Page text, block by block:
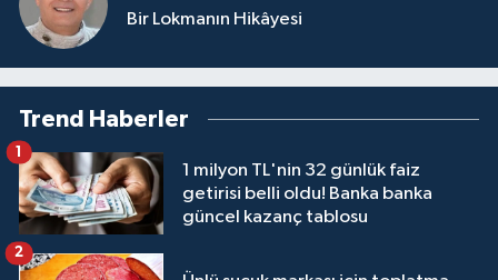
Bir Lokmanın Hikâyesi
Trend Haberler
1 milyon TL'nin 32 günlük faiz
getirisi belli oldu! Banka banka
güncel kazanç tablosu
1
2